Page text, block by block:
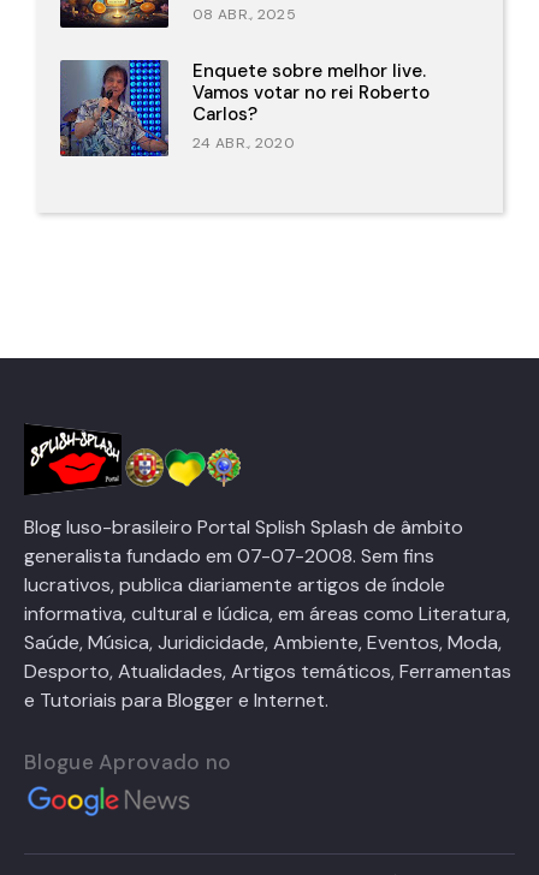
08 ABR., 2025
Enquete sobre melhor live.
Vamos votar no rei Roberto
Carlos?
24 ABR., 2020
Blog luso-brasileiro Portal Splish Splash de âmbito
generalista fundado em 07-07-2008. Sem fins
lucrativos, publica diariamente artigos de índole
informativa, cultural e lúdica, em áreas como Literatura,
Saúde, Música, Juridicidade, Ambiente, Eventos, Moda,
Desporto, Atualidades, Artigos temáticos, Ferramentas
e Tutoriais para Blogger e Internet.
Blogue Aprovado no